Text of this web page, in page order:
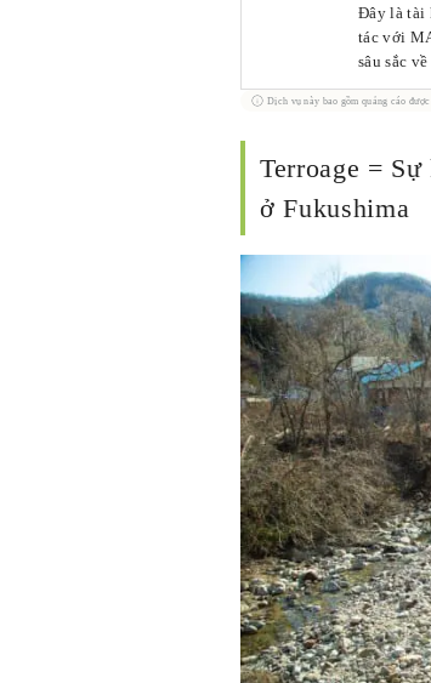
Đây là tài
tác với
sâu sắc
vẻ đẹp
thập từ
Dịch vụ này bao gồm quảng cáo được
Terroage =
ở Fukushima